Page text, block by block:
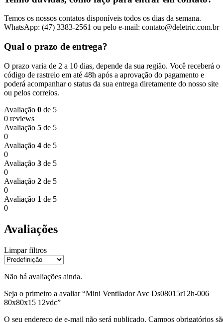
Temos os nossos contatos disponíveis todos os dias da semana.
WhatsApp: (47) 3383-2561 ou pelo e-mail: contato@deletric.com.br
Qual o prazo de entrega?
O prazo varia de 2 a 10 dias, depende da sua região. Você receberá o
código de rastreio em até 48h após a aprovação do pagamento e
poderá acompanhar o status da sua entrega diretamente do nosso site
ou pelos correios.
Avaliação 0 de 5
0 reviews
Avaliação 5 de 5
0
Avaliação 4 de 5
0
Avaliação 3 de 5
0
Avaliação 2 de 5
0
Avaliação 1 de 5
0
Avaliações
Limpar filtros
Não há avaliações ainda.
Seja o primeiro a avaliar “Mini Ventilador Avc Ds08015r12h-006
80x80x15 12vdc”
O seu endereço de e-mail não será publicado. Campos obrigatórios